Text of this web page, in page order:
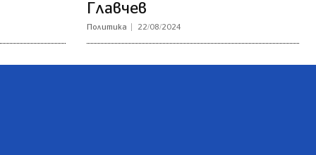
Главчев
Политика 22/08/2024